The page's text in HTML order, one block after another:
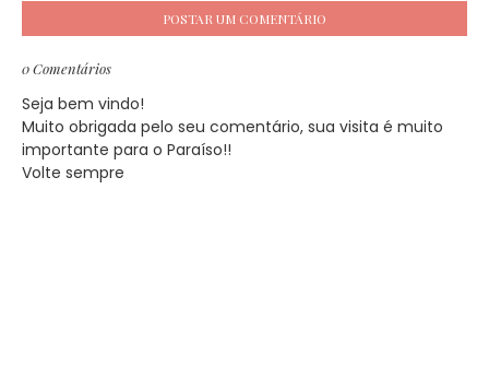
POSTAR UM COMENTÁRIO
0 Comentários
Seja bem vindo!
Muito obrigada pelo seu comentário, sua visita é muito
importante para o Paraíso!!
Volte sempre